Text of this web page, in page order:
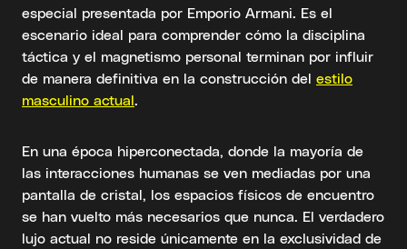
especial presentada por Emporio Armani. Es el
escenario ideal para comprender cómo la disciplina
táctica y el magnetismo personal terminan por influir
de manera definitiva en la construcción del estilo
masculino actual.
En una época hiperconectada, donde la mayoría de
las interacciones humanas se ven mediadas por una
pantalla de cristal, los espacios físicos de encuentro
se han vuelto más necesarios que nunca. El verdadero
lujo actual no reside únicamente en la exclusividad de